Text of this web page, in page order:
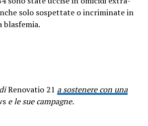
solo sospettate o incriminate in
blasfemia.
Renovatio 21 a sostenere con una
e le sue campagne.